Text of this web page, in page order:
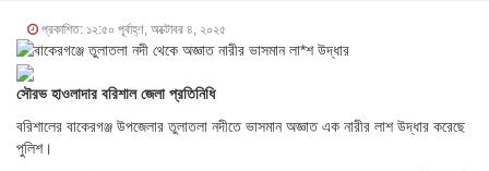
প্রকাশিত: ১২:৫০ পূর্বাহ্ণ, অক্টোবর ৪, ২০২৫
সৌরভ হাওলাদার বরিশাল জেলা প্রতিনিধি
বরিশালের বাকেরগঞ্জ উপজেলার তুলাতলা নদীতে ভাসমান অজ্ঞাত এক নারীর লাশ উদ্ধার করেছে
পুলিশ।